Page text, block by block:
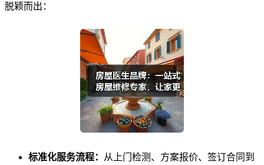
脱颖而出：
标准化服务流程：
从上门检测、方案报价、签订合同到